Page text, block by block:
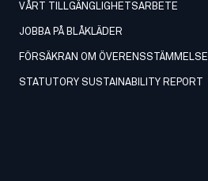
VÅRT TILLGÄNGLIGHETSARBETE
JOBBA PÅ BLÅKLÄDER
FÖRSÄKRAN OM ÖVERENSSTÄMMELSE
STATUTORY SUSTAINABILITY REPORT